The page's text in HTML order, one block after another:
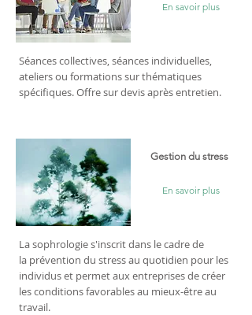
En savoir plus
Séances collectives, séances individuelles,
ateliers ou formations sur thématiques
spécifiques. Offre sur devis après entretien.
Gestion du stress
En savoir plus
La sophrologie s'inscrit dans le cadre de
la prévention du stress au quotidien pour les
individus et permet aux entreprises de créer
les conditions favorables au mieux-être au
travail.